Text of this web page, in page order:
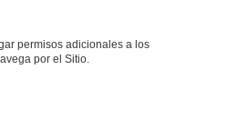
permisos adicionales a los
por el Sitio.